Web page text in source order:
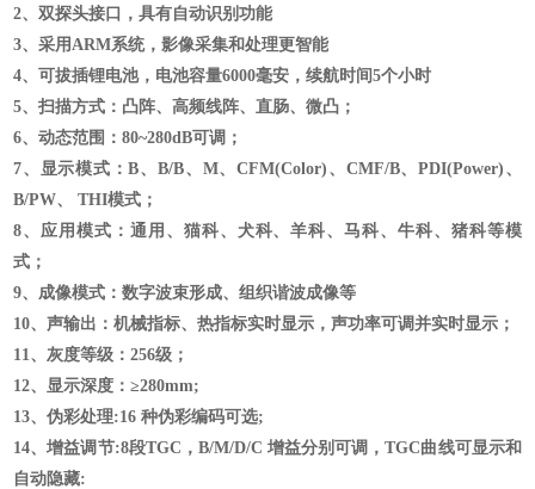
2、双探头接口，具有自动识别功能
3、采用ARM系统，影像采集和处理更智能
4、可拔插锂电池，电池容量6000毫安，续航时间5个小时
5、扫描方式：凸阵、高频线阵、直肠、微凸；
6、动态范围：80~280dB可调；
7、显示模式：B、B/B、M、CFM(Color)、CMF/B、PDI(Power)、
B/PW、 THI模式；
8、应用模式：通用、猫科、犬科、羊科、马科、牛科、猪科等模
式；
9、成像模式：数字波束形成、组织谐波成像等
10、声输出：机械指标、热指标实时显示，声功率可调并实时显示；
11、灰度等级：256级；
12、显示深度：≥280mm;
13、伪彩处理:16 种伪彩编码可选;
14、增益调节:8段TGC，B/M/D/C 增益分别可调，TGC曲线可显示和
自动隐藏: